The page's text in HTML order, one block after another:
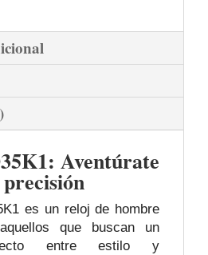
Aventúrate
es un reloj de hombre
que buscan un
entre estilo y